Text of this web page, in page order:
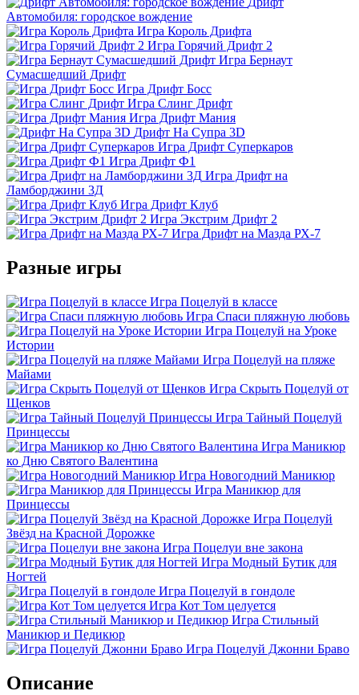
Автомобиля: городское вождение
Игра Король Дрифта
Игра Горячий Дрифт 2
Игра Бернаут
Сумасшедший Дрифт
Игра Дрифт Босс
Игра Слинг Дрифт
Игра Дрифт Мания
Дрифт На Супра 3D
Игра Дрифт Суперкаров
Игра Дрифт Ф1
Игра Дрифт на
Ламборджини 3Д
Игра Дрифт Клуб
Игра Экстрим Дрифт 2
Игра Дрифт на Мазда РХ-7
Разные игры
Игра Поцелуй в классе
Игра Спаси пляжную любовь
Игра Поцелуй на Уроке
Истории
Игра Поцелуй на пляже
Майами
Игра Скрыть Поцелуй от
Щенков
Игра Тайный Поцелуй
Принцессы
Игра Маникюр
ко Дню Святого Валентина
Игра Новогодний Маникюр
Игра Маникюр для
Принцессы
Игра Поцелуй
Звёзд на Красной Дорожке
Игра Поцелуи вне закона
Игра Модный Бутик для
Ногтей
Игра Поцелуй в гондоле
Игра Кот Том целуется
Игра Стильный
Маникюр и Педикюр
Игра Поцелуй Джонни Браво
Описание